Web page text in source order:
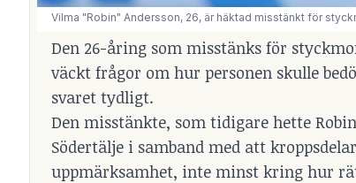
Vilma "Robin" Andersson, 26, är häktad misstänkt för
Den 26-åring som misstänks för
väckt frågor om hur personen skulle
svaret tydligt.
Den misstänkte, som tidigare hette
Södertälje i samband med att
uppmärksamhet, inte minst kring hur